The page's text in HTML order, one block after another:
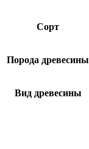
Сорт
Порода древесины
Вид древесины